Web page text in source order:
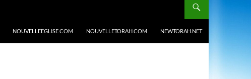
NOUVELLEEGLISE.COM NOUVELLETORAH.COM NEWTORAH.NET